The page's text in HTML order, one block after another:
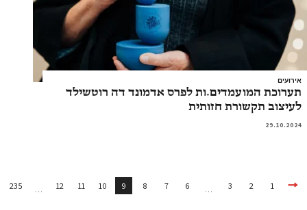
אירועים
תערוכת המועמדים.ות לפרס אדמונד דה רוטשילד
לעיצוב תקשורת חזותית
29.10.2024
1
2
3
…
6
7
8
9
10
11
12
…
235